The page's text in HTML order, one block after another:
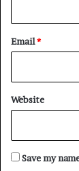
Email*
Website
Save my